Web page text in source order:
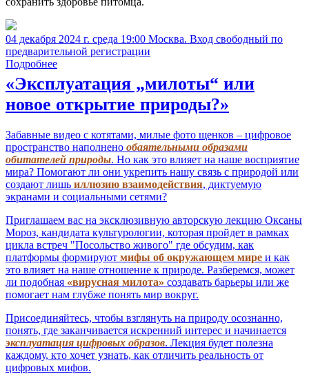
04 декабря 2024 г. среда 19:00 Москва. Вход свободный по
предварительной регистрации
Подробнее
«Эксплуатация „милоты“ или
новое открытие природы?»
Забавные видео с котятами, милые фото щенков – цифровое
пространство наполнено обаятельными образами
обитателей природы. Но как это влияет на наше восприятие
мира? Помогают ли они укрепить нашу связь с природой или
создают лишь иллюзию взаимодействия, диктуемую
экранами и социальными сетями?
Приглашаем вас на эксклюзивную авторскую лекцию Оксаны
Мороз, кандидата культурологии, которая пройдет в рамках
цикла встреч "Посольство живого" где обсудим, как
платформы формируют мифы об окружающем мире и как
это влияет на наше отношение к природе. Разберемся, может
ли подобная «вирусная милота» создавать барьеры или же
помогает нам глубже понять мир вокруг.
Присоединяйтесь, чтобы взглянуть на природу осознанно,
понять, где заканчивается искренний интерес и начинается
эксплуатация цифровых образов. Лекция будет полезна
каждому, кто хочет узнать, как отличить реальность от
цифровых мифов.